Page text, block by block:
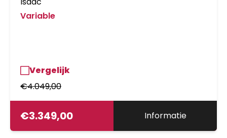
Variable
Vergelijk
€4.049,00
€3.349,00 Informatie